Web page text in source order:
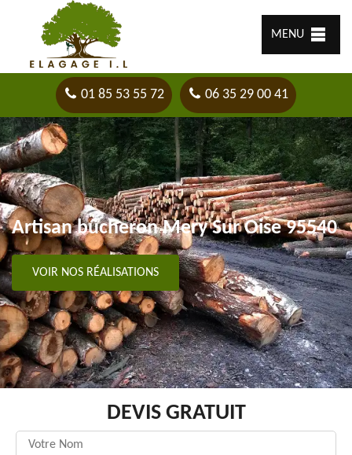
MENU
01 85 53 55 72 06 35 29 00 41
Artisan bûcheron Mery Sur Oise 95540
VOIR NOS RÉALISATIONS
DEVIS GRATUIT